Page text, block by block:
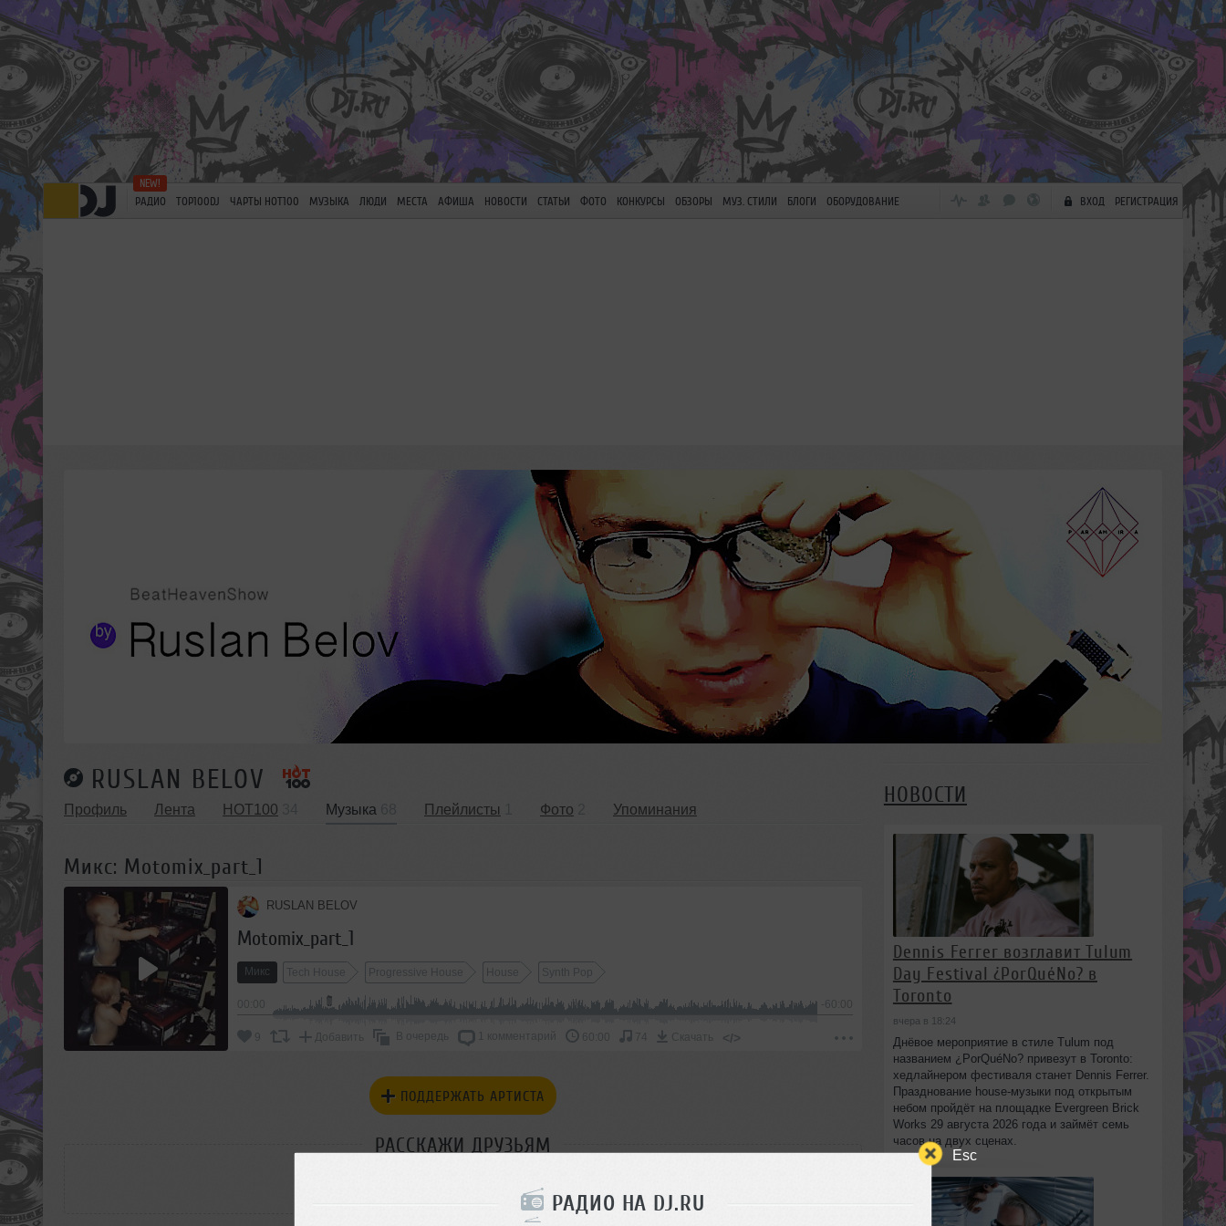
Esc
РАДИО НА DJ.RU
РАДИО TOP100DJ ЧАРТЫ HOT100 МУЗЫКА ЛЮДИ МЕСТА АФИША НОВОСТИ СТАТЬИ ФОТО КОНКУРСЫ ОБЗОРЫ МУЗ. СТИЛИ БЛОГИ ОБОРУДОВАНИЕ ВХОД РЕГИСТРАЦИЯ
RUSLAN BELOV
Профиль Лента HOT100 Музыка Плейлисты Фото Упоминания
Микс: Motomix_part_1
RUSLAN BELOV
Motomix_part_1
Микс Tech House Progressive House House Synth Pop
-60:00
9 Добавить В очередь 1 комментарий 60:00 74 Скачать </>
ПОДДЕРЖАТЬ АРТИСТА
РАССКАЖИ ДРУЗЬЯМ
НОВОСТИ
Dennis Ferrer возглавит Tulum
Day Festival ¿PorQuéNo? в
Toronto
вчера в 18:24
Днёвое мероприятие в стиле Tulum под
названием ¿PorQuéNo? привезут в Toronto:
хедлайнером фестиваля станет Dennis Ferrer.
Празднование house-музыки под открытым
небом пройдёт на площадке Evergreen Brick
Works 29 августа 2026 года и займёт семь
часов на двух сценах.